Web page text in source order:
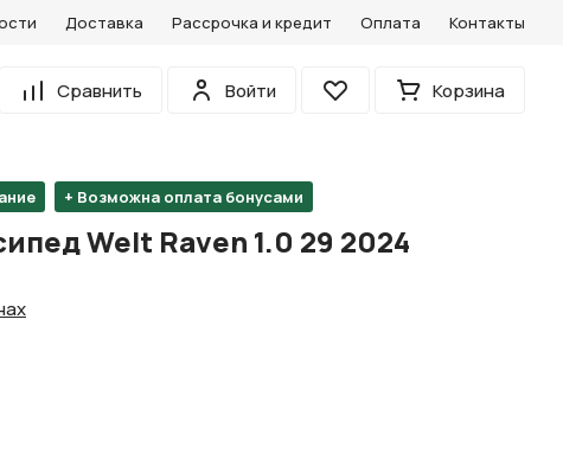
Доставка Рассрочка и кредит Оплата Контакты
Сравнить
Войти
Избранное Корзина
+ Возможна оплата бонусами
Welt Raven 1.0 29 2024